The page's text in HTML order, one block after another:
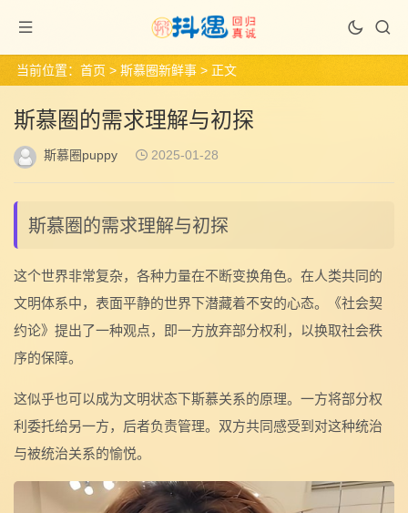
当前位置： 首页 > 斯慕圈新鲜事 > 正文
斯慕圈的需求理解与初探
斯慕圈puppy 2025-01-28
斯慕圈的需求理解与初探
这个世界非常复杂，各种力量在不断变换角色。在人类共同的
文明体系中，表面平静的世界下潜藏着不安的心态。《社会契
约论》提出了一种观点，即一方放弃部分权利，以换取社会秩
序的保障。
这似乎也可以成为文明状态下斯慕关系的原理。一方将部分权
利委托给另一方，后者负责管理。双方共同感受到对这种统治
与被统治关系的愉悦。